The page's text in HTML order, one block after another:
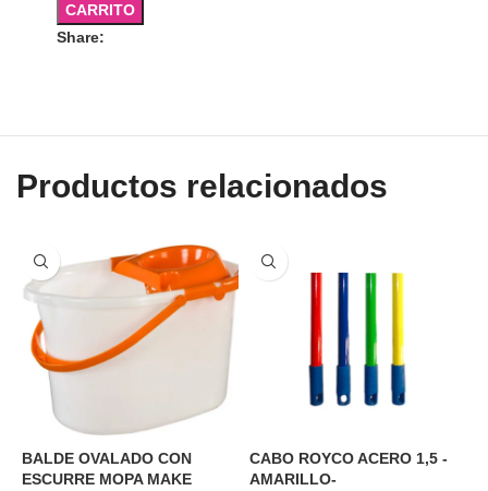
CARRITO
Share:
Productos relacionados
BALDE OVALADO CON
ESCURRE MOPA MAKE
CABO ROYCO ACERO 1,5 -
AMARILLO-